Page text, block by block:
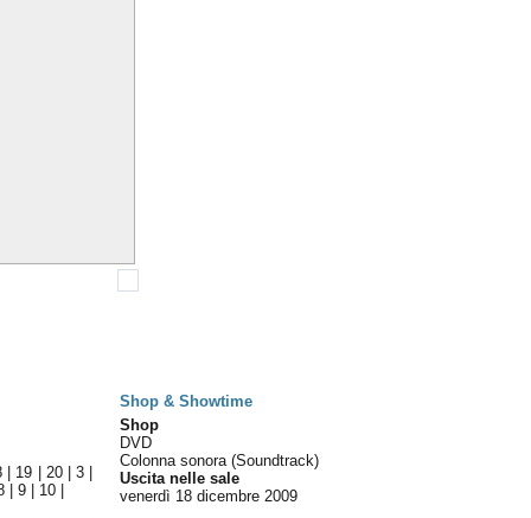
Shop & Showtime
19 20|3
|9 10
Shop
DVD
Colonna sonora (Soundtrack)
Uscita nelle sale
venerdì 18 dicembre 2009